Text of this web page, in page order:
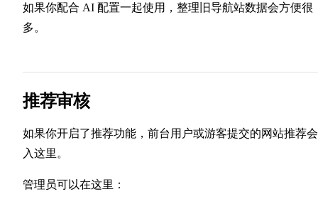
如果你配合 AI 配置一起使用，整理旧导航站数据会方便很
多。
推荐审核
如果你开启了推荐功能，前台用户或游客提交的网站推荐
入这里。
管理员可以在这里：